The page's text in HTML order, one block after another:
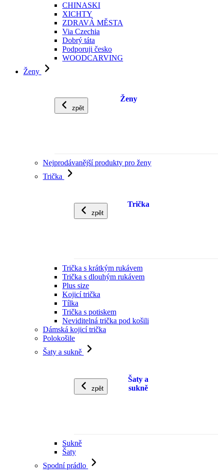
CHINASKI
XICHTY
ZDRAVÁ MĚSTA
Via Czechia
Dobrý táta
Podporuji česko
WOODCARVING
Ženy
zpět
Ženy
Nejprodávanější produkty pro ženy
Trička
zpět
Trička
Trička s krátkým rukávem
Trička s dlouhým rukávem
Plus size
Kojicí trička
Tílka
Trička s potiskem
Neviditelná trička pod košili
Dámská kojicí trička
Polokošile
Šaty a sukně
zpět
Šaty a
sukně
Sukně
Šaty
Spodní prádlo